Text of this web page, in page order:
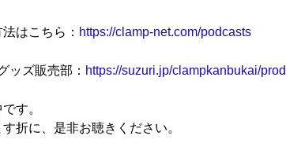
はこちら： https://clamp-net.com/podcasts
ッズ販売部： https://suzuri.jp/clampkanbukai/
す。
折に、是非お聴きください。